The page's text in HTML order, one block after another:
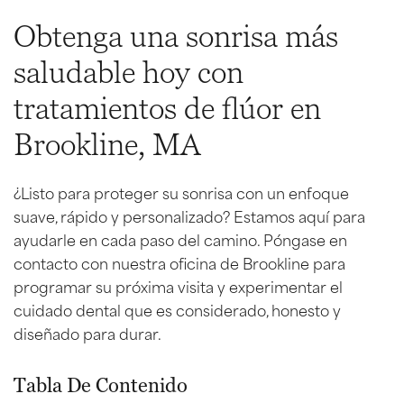
Obtenga una sonrisa más
saludable hoy con
tratamientos de flúor en
Brookline, MA
¿Listo para proteger su sonrisa con un enfoque
suave, rápido y personalizado? Estamos aquí para
ayudarle en cada paso del camino. Póngase en
contacto con nuestra oficina de Brookline para
programar su próxima visita y experimentar el
cuidado dental que es considerado, honesto y
diseñado para durar.
Tabla De Contenido